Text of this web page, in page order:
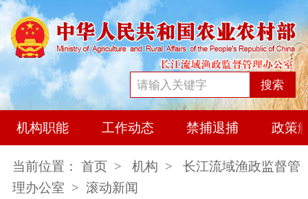
搜索
机构职能 工作动态 禁捕退捕 政策
当前位置： 首页 > 机构 >
长江流域渔政监督管
理办公室 > 滚动新闻